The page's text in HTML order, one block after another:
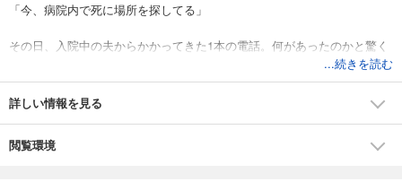
「今、病院内で死に場所を探してる」
その日、入院中の夫からかかってきた1本の電話。何があったのかと驚く
妻──すい臓がんで「余命6か月」と宣告されていた映画プロデューサーの
叶井俊太郎さんは、このときの出来事がきっかけで、「家で死にたい」
と妻に告げる。倉田真由美さんは、自宅で支えることを心に決めた。
るなど、食事制限はなし。仕事も遊びも継続。旅行に出かけ、ファッシ
ョンにこだわり、寝たきりになることなく、妻に見守られながら住み慣
...続きを読む
詳しい情報を見る
閲覧環境